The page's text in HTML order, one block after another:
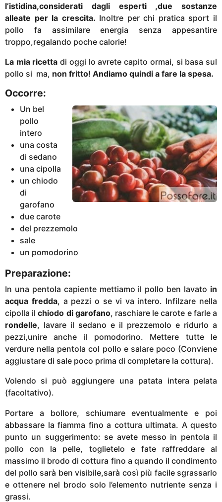
l’istidina,considerati dagli esperti ,due sostanze
alleate per la crescita. Inoltre per chi pratica sport il
pollo fa assimilare energia senza appesantire
troppo,regalando poche calorie!
La mia ricetta di oggi lo avrete capito ormai, si basa sul
pollo si ma, non fritto! Andiamo quindi a fare la spesa.
Occorre:
Un bel
pollo
intero
una costa
di sedano
una cipolla
un chiodo
di
garofano
due carote
del prezzemolo
sale
un pomodorino
Preparazione:
In una pentola capiente mettiamo il pollo ben lavato in
acqua fredda, a pezzi o se vi va intero. Infilzare nella
cipolla ilchiodo di garofano, raschiare le carote e farle a
rondelle, lavare il sedano e il prezzemolo e ridurlo a
pezzi,unire anche il pomodorino. Mettere tutte le
verdure nella pentola col pollo e salare poco (Conviene
aggiustare di sale poco prima di completare la cottura).
Volendo si può aggiungere una patata intera pelata
(facoltativo).
Portare a bollore, schiumare eventualmente e poi
abbassare la fiamma fino a cottura ultimata. A questo
punto un suggerimento: se avete messo in pentola il
pollo con la pelle, toglietelo e fate raffreddare al
massimo il brodo di cottura fino a quando il condimento
del pollo sarà ben visibile,sarà così più facile sgrassarlo
e ottenere nel brodo solo l’elemento nutriente senza i
grassi.